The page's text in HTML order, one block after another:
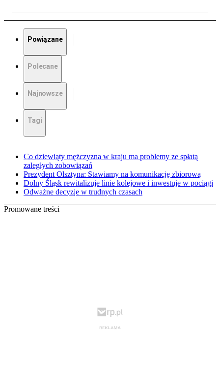
Powiązane
Polecane
Najnowsze
Tagi
Co dziewiąty mężczyzna w kraju ma problemy ze spłatą
zaległych zobowiązań
Prezydent Olsztyna: Stawiamy na komunikację zbiorową
Dolny Śląsk rewitalizuje linie kolejowe i inwestuje w pociągi
Odważne decyzje w trudnych czasach
Promowane treści